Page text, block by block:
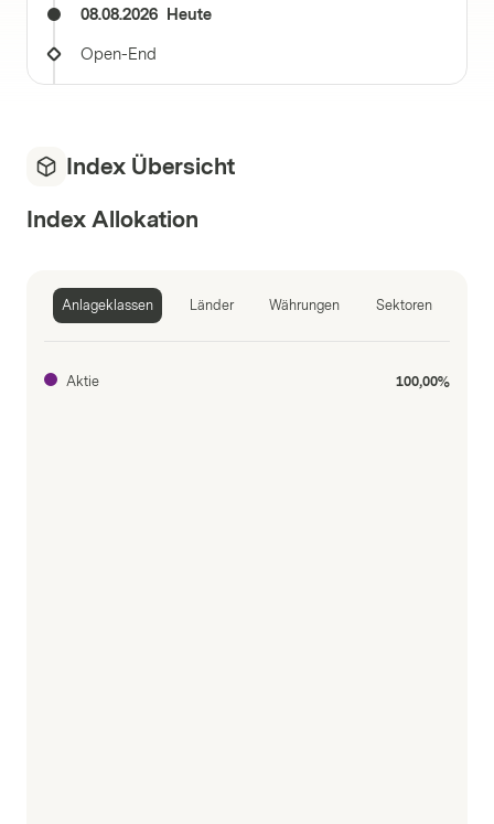
08.08.2026 Heute
Open-End
Index Übersicht
Index Allokation
Anlageklassen Länder Währungen Sektoren
Aktie 100,00%